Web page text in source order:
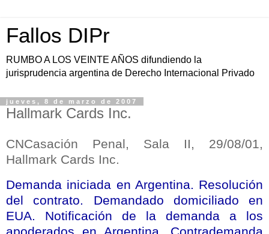
Fallos DIPr
RUMBO A LOS VEINTE AÑOS difundiendo la
jurisprudencia argentina de Derecho Internacional Privado
jueves, 8 de marzo de 2007
Hallmark Cards Inc.
CNCasación Penal, Sala II, 29/08/01,
Hallmark Cards Inc.
Demanda iniciada en Argentina. Resolución
del contrato. Demandado domiciliado en
EUA. Notificación de la demanda a los
apoderados en Argentina. Contrademanda